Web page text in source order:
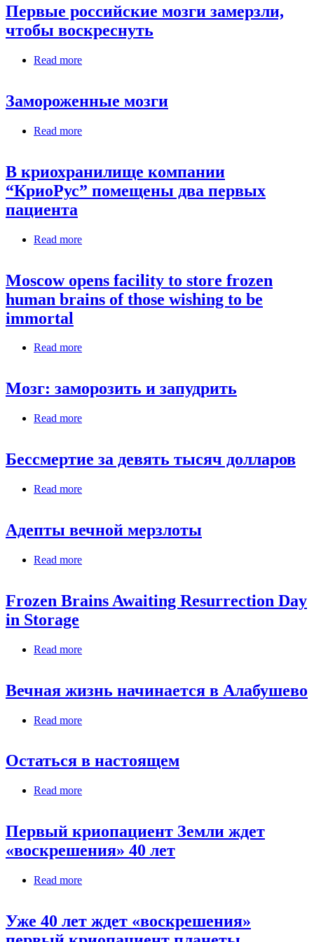
Первые российские мозги замерзли,
чтобы воскреснуть
Read more
Замороженные мозги
Read more
В криохранилище компании
“КриоРус” помещены два первых
пациента
Read more
Moscow opens facility to store frozen
human brains of those wishing to be
immortal
Read more
Мозг: заморозить и запудрить
Read more
Бессмертие за девять тысяч долларов
Read more
Адепты вечной мерзлоты
Read more
Frozen Brains Awaiting Resurrection Day
in Storage
Read more
Вечная жизнь начинается в Алабушево
Read more
Остаться в настоящем
Read more
Первый криопациент Земли ждет
«воскрешения» 40 лет
Read more
Уже 40 лет ждет «воскрешения»